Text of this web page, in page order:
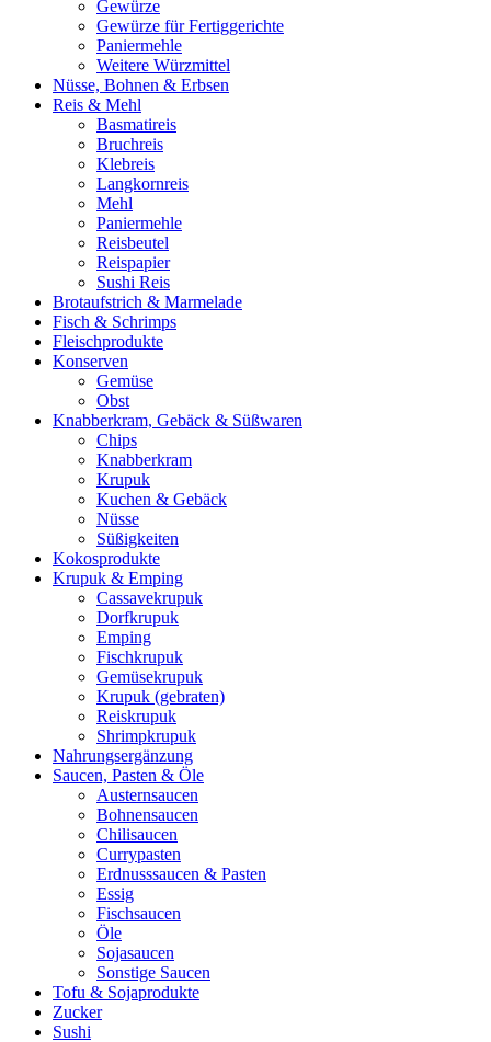
Gewürze
Gewürze für Fertiggerichte
Paniermehle
Weitere Würzmittel
Nüsse, Bohnen & Erbsen
Reis & Mehl
Basmatireis
Bruchreis
Klebreis
Langkornreis
Mehl
Paniermehle
Reisbeutel
Reispapier
Sushi Reis
Brotaufstrich & Marmelade
Fisch & Schrimps
Fleischprodukte
Konserven
Gemüse
Obst
Knabberkram, Gebäck & Süßwaren
Chips
Knabberkram
Krupuk
Kuchen & Gebäck
Nüsse
Süßigkeiten
Kokosprodukte
Krupuk & Emping
Cassavekrupuk
Dorfkrupuk
Emping
Fischkrupuk
Gemüsekrupuk
Krupuk (gebraten)
Reiskrupuk
Shrimpkrupuk
Nahrungsergänzung
Saucen, Pasten & Öle
Austernsaucen
Bohnensaucen
Chilisaucen
Currypasten
Erdnusssaucen & Pasten
Essig
Fischsaucen
Öle
Sojasaucen
Sonstige Saucen
Tofu & Sojaprodukte
Zucker
Sushi